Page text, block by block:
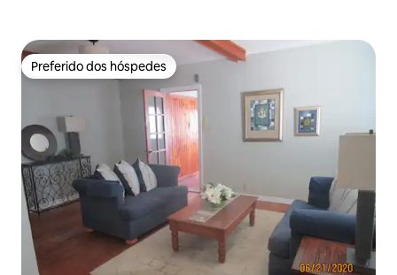
Preferido dos hóspedes
Preferido dos hóspedes